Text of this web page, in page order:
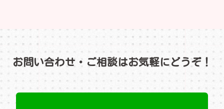
お問い合わせ・ご相談はお気軽にどうぞ！